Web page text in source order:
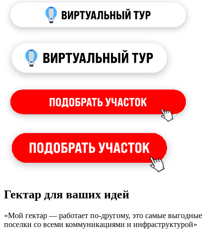
Гектар для ваших идей
«Мой гектар — работает по-другому, это самые выгодные
поселки со всеми коммуникациями и инфраструктурой»